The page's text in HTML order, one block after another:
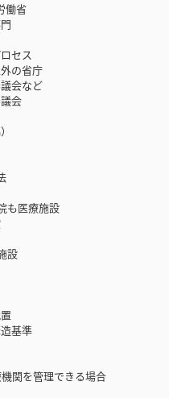
働省
セス
の省庁
会など
会
も医療施設
設
基準
関を管理できる場合